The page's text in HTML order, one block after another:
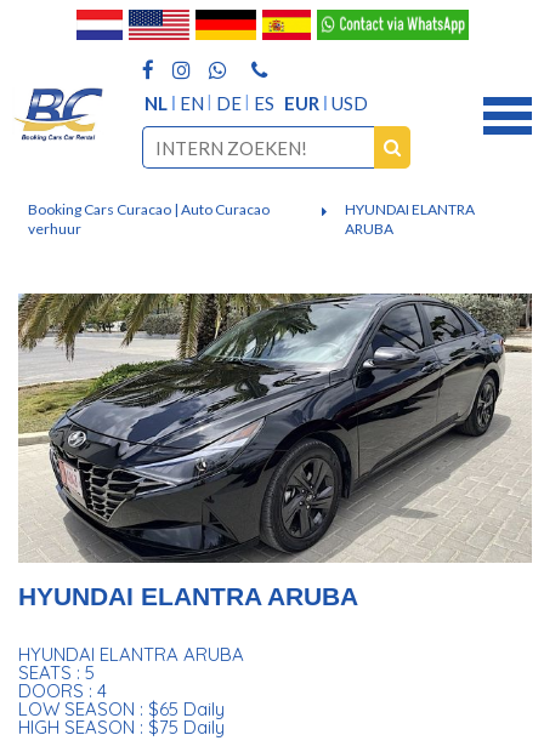
NL EN DE ES EUR USD
Booking Cars Curacao | Auto Curacao
verhuur
HYUNDAI ELANTRA
ARUBA
HYUNDAI ELANTRA ARUBA
HYUNDAI ELANTRA ARUBA
SEATS : 5
DOORS : 4
LOW SEASON : $65 Daily
HIGH SEASON : $75 Daily